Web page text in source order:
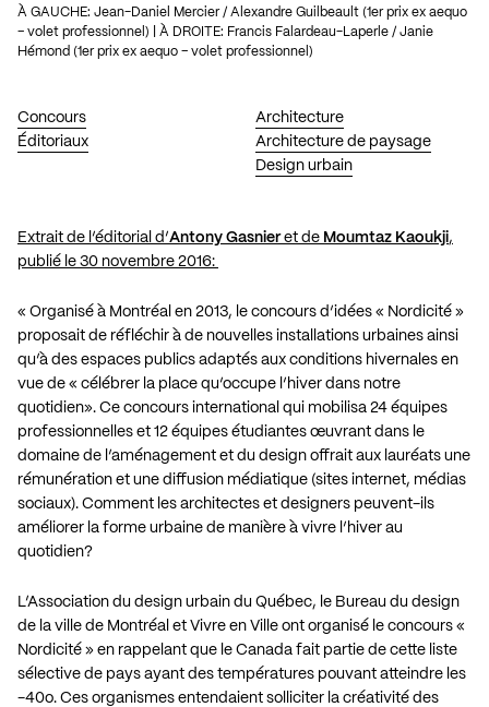
Concours
Éditoriaux
Architecture
Architecture de paysage
Design urbain
À GAUCHE: Jean-Daniel Mercier / Alexandre Guilbeault (1er prix ex aequo
– volet professionnel) | À DROITE: Francis Falardeau-Laperle / Janie
Hémond (1er prix ex aequo – volet professionnel)
Extrait de l’éditorial d’Antony Gasnieret de Moumtaz Kaoukji,
publié le 30 novembre 2016:
« Organisé à Montréal en 2013, le concours d’idées « Nordicité »
proposait de réfléchir à de nouvelles installations urbaines ainsi
qu’à des espaces publics adaptés aux conditions hivernales en
vue de « célébrer la place qu’occupe l’hiver dans notre
quotidien». Ce concours international qui mobilisa 24 équipes
professionnelles et 12 équipes étudiantes œuvrant dans le
domaine de l’aménagement et du design offrait aux lauréats une
rémunération et une diffusion médiatique (sites internet, médias
sociaux). Comment les architectes et designers peuvent-ils
améliorer la forme urbaine de manière à vivre l’hiver au
quotidien?
L’Association du design urbain du Québec, le Bureau du design
de la ville de Montréal et Vivre en Ville ont organisé le concours «
Nordicité » en rappelant que le Canada fait partie de cette liste
sélective de pays ayant des températures pouvant atteindre les
-40o. Ces organismes entendaient solliciter la créativité des